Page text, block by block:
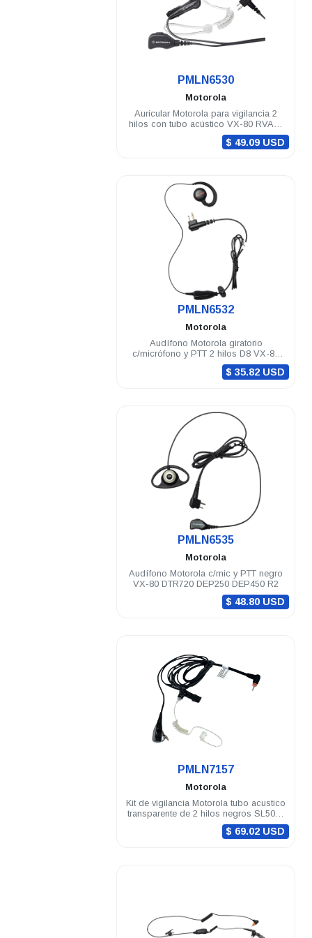
PMLN6530
Motorola
Auricular Motorola para vigilancia 2
hilos con tubo acústico VX-80 RVA50
DTR720 A8 DEP250 DEP450 R2
$ 49.09 USD
PMLN6532
Motorola
Audífono Motorola giratorio
c/micrófono y PTT 2 hilos D8 VX-80
DEP250 DEP450 R2 X10d
$ 35.82 USD
PMLN6535
Motorola
Audífono Motorola c/mic y PTT negro
VX-80 DTR720 DEP250 DEP450 R2
$ 48.80 USD
PMLN7157
Motorola
Kit de vigilancia Motorola tubo acustico
transparente de 2 hilos negros SL500e
DEP450 TLK100
$ 69.02 USD